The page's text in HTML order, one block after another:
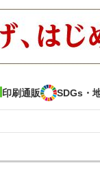
印刷通販 SDGs・
インタビュー